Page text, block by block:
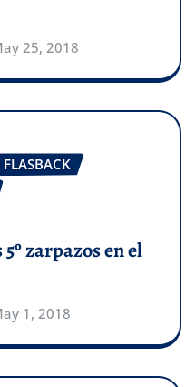
25, 2018
FLASBACK
5º zarpazos en el
1, 2018